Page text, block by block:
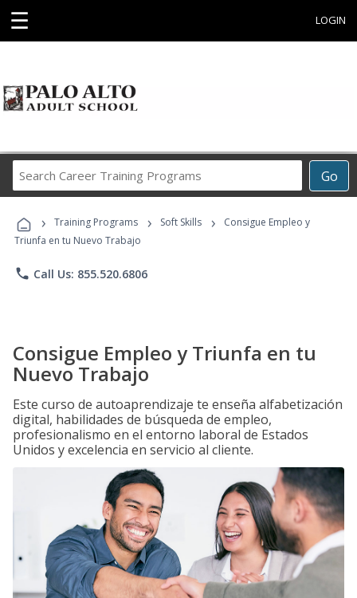
☰ LOGIN
Go
Career
Programs
› Training Programs › Soft Skills ›
Consigue Empleo y
Triunfa en tu Nuevo Trabajo
phone Call Us: 855.520.6806
Consigue Empleo y Triunfa en tu
Nuevo Trabajo
Este curso de autoaprendizaje te enseña alfabetización
digital, habilidades de búsqueda de empleo,
profesionalismo en el entorno laboral de Estados
Unidos y excelencia en servicio al cliente.